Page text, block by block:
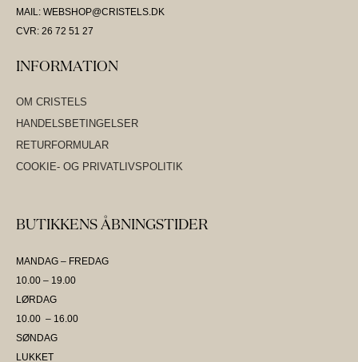
MAIL: WEBSHOP@CRISTELS.DK
CVR: 26 72 51 27
INFORMATION
OM CRISTELS
HANDELSBETINGELSER
RETURFORMULAR
COOKIE- OG PRIVATLIVSPOLITIK
BUTIKKENS ÅBNINGSTIDER
MANDAG – FREDAG
10.00 – 19.00
LØRDAG
10.00 – 16.00
SØNDAG
LUKKET